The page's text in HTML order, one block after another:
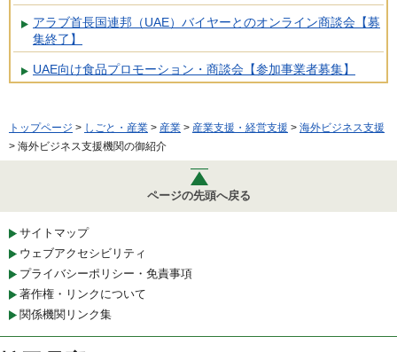
アラブ首長国連邦（UAE）バイヤーとのオンライン商談会【募
集終了】
UAE向け食品プロモーション・商談会【参加事業者募集】
トップページ > しごと・産業 > 産業 > 産業支援・経営支援 > 海外ビジネス支援
> 海外ビジネス支援機関の御紹介
ページの先頭へ戻る
サイトマップ
ウェブアクセシビリティ
プライバシーポリシー・免責事項
著作権・リンクについて
関係機関リンク集